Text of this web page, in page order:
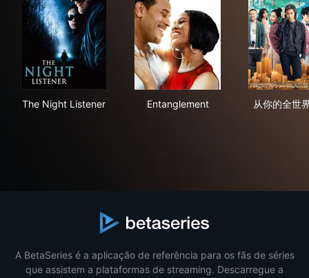
The Night Listener Entanglement 从你的全世
A BetaSeries é a aplicação de referência para os fãs de séries
que assistem a plataformas de streaming. Descarregue a